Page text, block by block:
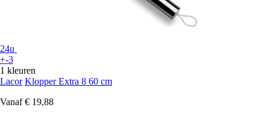
24u
+-3
1 kleuren
Lacor Klopper Extra 8 60 cm
Vanaf € 19,88